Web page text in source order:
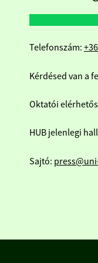
Telefonszám:
Kérdésed van a
Oktatói
HUB jelenlegi
Sajtó: